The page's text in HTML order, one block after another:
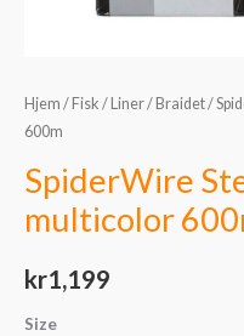
Hjem / Fisk / Liner/ Braidet/
600m
SpiderWire
multicolor
kr1,199
Size